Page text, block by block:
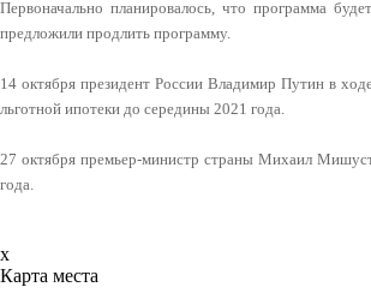
Первоначально планировалось, что программа
предложили продлить программу.
14 октября президент России Владимир Путин в
льготной ипотеки до середины 2021 года.
27 октября премьер-министр страны Михаил
года.
x
Карта места